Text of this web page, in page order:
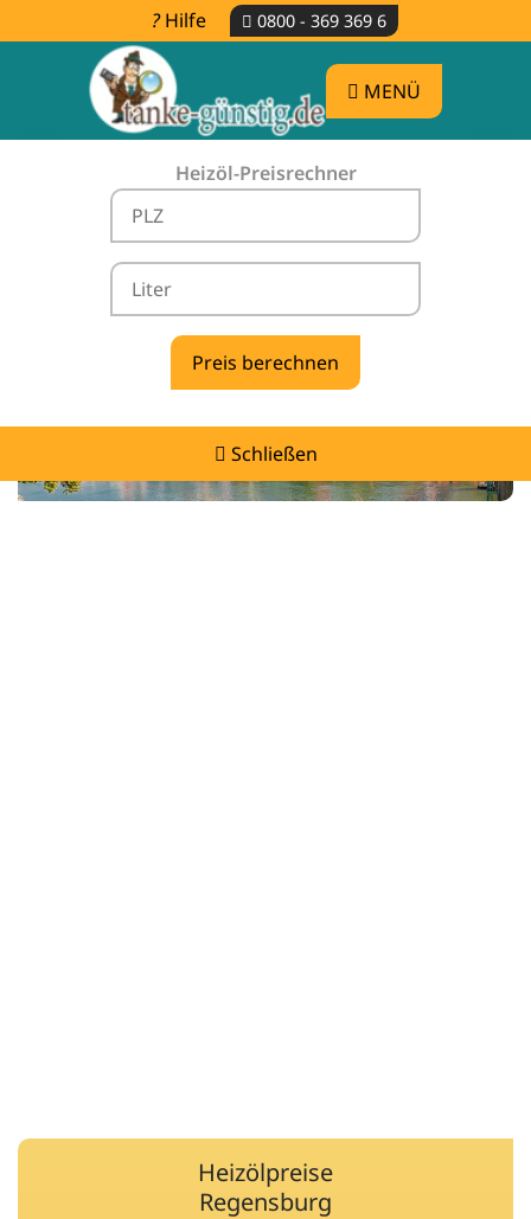
Hilfe 0800 - 369 369 6
MENÜ
Heizöl-Preisrechner
Schließen
Heizölpreise Regensburg -
vergleichen & günstig tanken
Heizölpreise
Regensburg